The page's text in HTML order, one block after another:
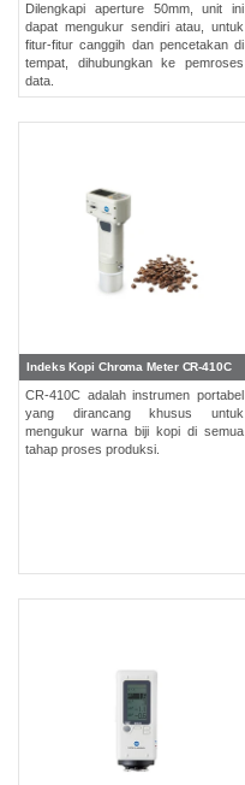
Dilengkapi aperture 50mm, unit ini
dapat mengukur sendiri atau, untuk
fitur-fitur canggih dan pencetakan di
tempat, dihubungkan ke pemroses
data.
Indeks Kopi Chroma Meter CR-410C
CR‐410C adalah instrumen portabel
yang dirancang khusus untuk
mengukur warna biji kopi di semua
tahap proses produksi.